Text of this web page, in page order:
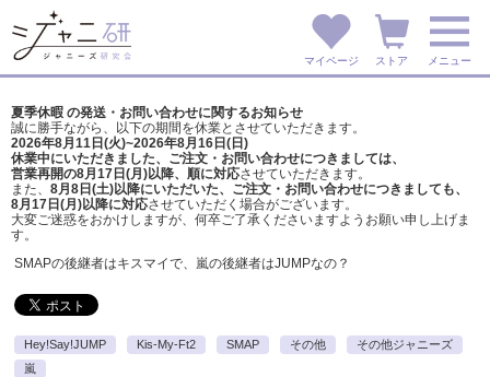
マイページ ストア メニュー
夏季休暇 の発送・お問い合わせに関するお知らせ
誠に勝手ながら、以下の期間を休業とさせていただきます。
2026年8月11日(火)~2026年8月16日(日)
休業中にいただきました、ご注文・お問い合わせにつきましては、
営業再開の8月17日(月)以降、順に対応させていただきます。
また、 8月8日(土)以降にいただいた、ご注文・ お問い合わせにつきましても、
8月17日(月)以降に対応させていただく場合がございます。
大変ご迷惑をおかけしますが、 何卒ご了承くださいますようお願い申し上げま
す。
SMAPの後継者はキスマイで、嵐の後継者はJUMPなの？
Hey!Say!JUMP Kis-My-Ft2 SMAP その他
その他ジャニーズ
嵐